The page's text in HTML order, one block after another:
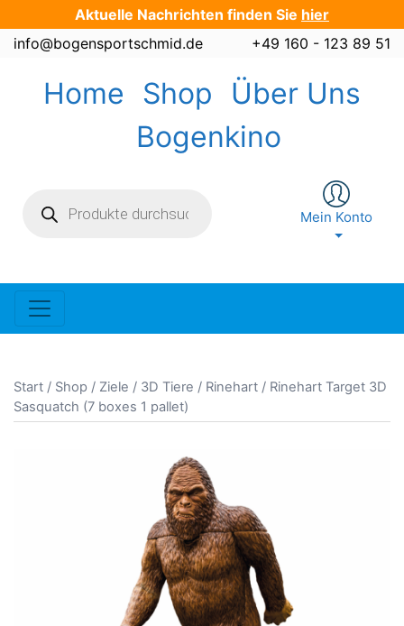
Inhalt
springen
Aktuelle Nachrichten finden Sie hier
info@bogensportschmid.de
+49 160 - 123 89 51
Home Shop
Über Uns
Bogenkino
search
Mein Konto
Start / Shop / Ziele / 3D Tiere / Rinehart / Rinehart Target 3D
Sasquatch (7 boxes 1 pallet)